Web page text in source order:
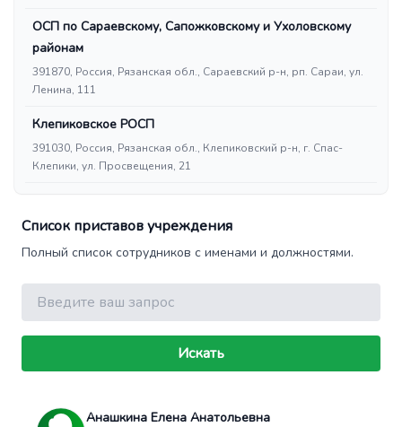
ОСП по Сараевскому, Сапожковскому и Ухоловскому
районам
391870, Россия, Рязанская обл., Сараевский р-н, рп. Сараи, ул.
Ленина, 111
Клепиковское РОСП
391030, Россия, Рязанская обл., Клепиковский р-н, г. Спас-
Клепики, ул. Просвещения, 21
Список приставов учреждения
Полный список сотрудников с именами и должностями.
Поиск
Искать
Анашкина Елена Анатольевна